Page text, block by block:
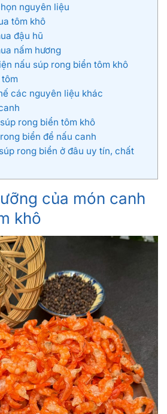
nguyên liệu
tôm khô
đậu hũ
nấm hương
nấu súp rong biển tôm khô
tôm
các nguyên liệu khác
rong biển tôm khô
biển để nấu canh
rong biển ở đâu uy tín, chất
của món canh
khô